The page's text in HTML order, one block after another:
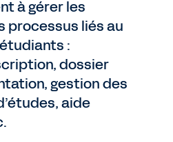
à gérer les
processus liés au
:
dossier
gestion des
aide